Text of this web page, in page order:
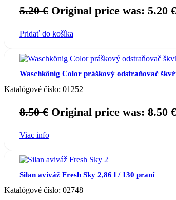
5.20€ Original price was: 5.20
Pridať do košíka
Waschkönig Color práškový odstraňovač
Katalógové číslo: 01252
8.50€ Original price was: 8.50
Viac info
Silan aviváž Fresh Sky 2,86 l / 130 praní
Katalógové číslo: 02748